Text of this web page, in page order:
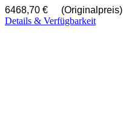
6468,70 €
(Originalpreis)
Details & Verfügbarkeit